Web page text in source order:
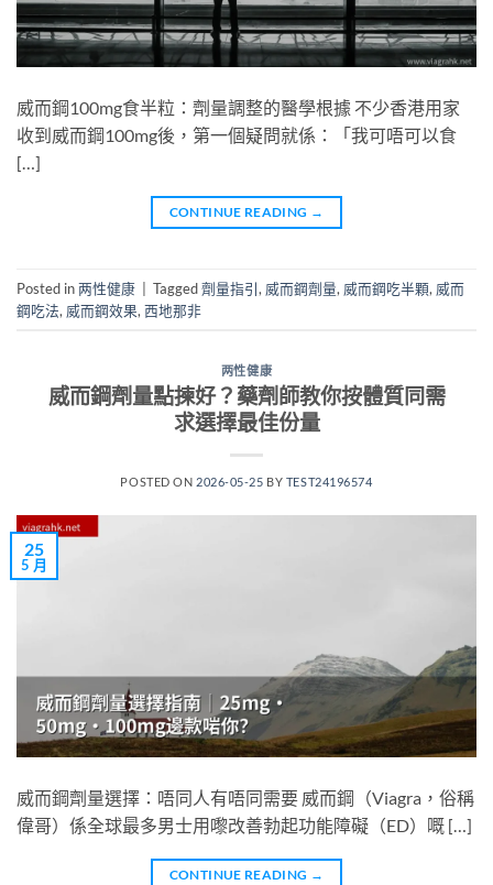
威而鋼100mg食半粒：劑量調整的醫學根據 不少香港用家
收到威而鋼100mg後，第一個疑問就係：「我可唔可以食
[…]
CONTINUE READING →
Posted in两性健康 Tagged劑量指引, 威而鋼劑量, 威而鋼吃半顆, 威而
鋼吃法, 威而鋼效果, 西地那非
两性健康
威而鋼劑量點揀好？藥劑師教你按體質同需
求選擇最佳份量
POSTED ON 2026-05-25 BY TEST24196574
25
5 月
威而鋼劑量選擇：唔同人有唔同需要 威而鋼（Viagra，俗稱
偉哥）係全球最多男士用嚟改善勃起功能障礙（ED）嘅 […]
CONTINUE READING →